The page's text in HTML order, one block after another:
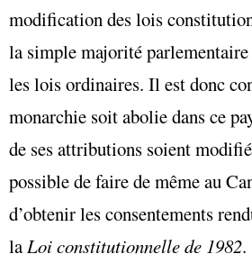
modification des lois
la simple majorité
les lois ordinaires. Il est donc
monarchie soit abolie dans ce
de ses attributions soient
possible de faire de même au
d’obtenir les consentements
laLoi constitutionnelle de 1982.